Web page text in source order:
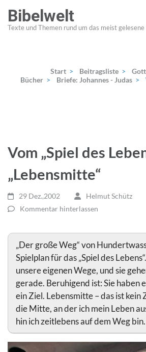
Inhalt
springen
Bibelwelt
Texte und Themen rund um das meist
Start > Beitragsliste >
Bücher > Briefe: Johannes - Judas >
Vom „Spiel des
„Lebensmitte“
29 Dez.,2002
Helmut Schütz
Kommentar hinterlassen
„Der große Weg“ von
Spielplan für das „Spiel des
unsere eigenen Wege, und sie
gerade. Beruhigend ist: Sie haben
ein Ziel. Lebensmitte – das ist kein
die Mitte, an der ich mein Leben
hin ich zeitlebens auf dem Weg bin.